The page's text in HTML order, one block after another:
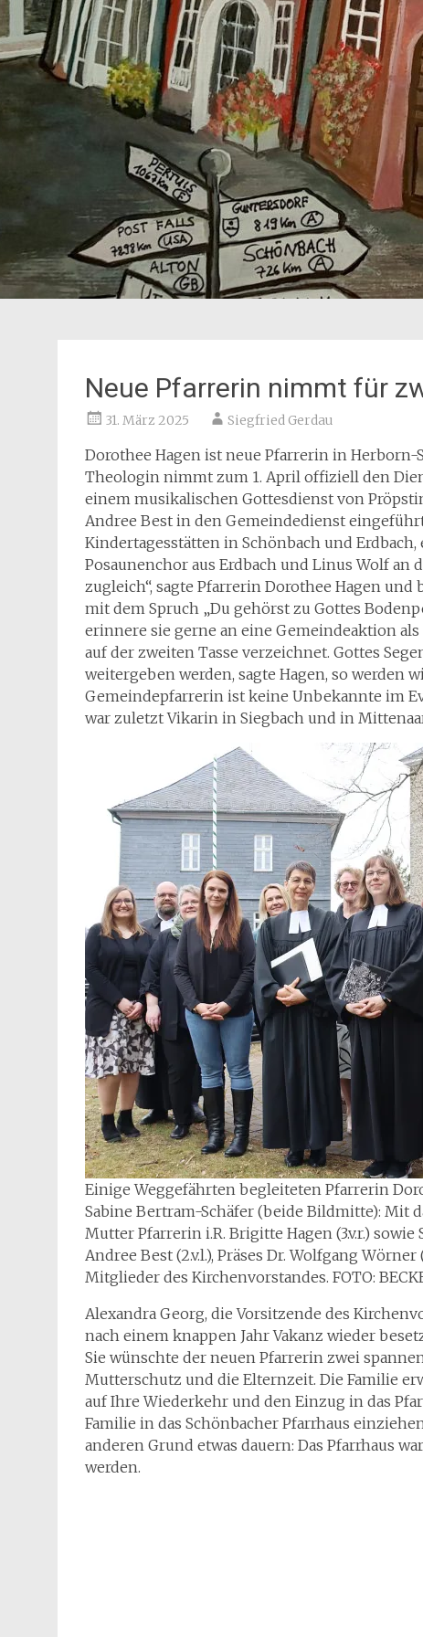
Neue Pfarrerin nimmt für
31. März 2025 Siegfried Gerdau
Dorothee Hagen ist neue Pfarrerin in Herborn-
Theologin nimmt zum 1. April offiziell den
einem musikalischen Gottesdienst von
Andree Best in den Gemeindedienst
Kindertagesstätten in Schönbach und
Posaunenchor aus Erdbach und Linus Wolf an
zugleich“, sagte Pfarrerin Dorothee Hagen und
mit dem Spruch „Du gehörst zu Gottes
erinnere sie gerne an eine Gemeindeaktion
auf der zweiten Tasse verzeichnet. Gottes
weitergeben werden, sagte Hagen, so werden
Gemeindepfarrerin ist keine Unbekannte im
war zuletzt Vikarin in Siegbach und in
Einige Weggefährten begleiteten Pfarrerin
Sabine Bertram-Schäfer (beide Bildmitte): Mit
Mutter Pfarrerin i.R. Brigitte Hagen (3.v.r.)
Andree Best (2.v.l.), Präses Dr. Wolfgang
Mitglieder des Kirchenvorstandes. FOTO:
Alexandra Georg, die Vorsitzende des
nach einem knappen Jahr Vakanz wieder
Sie wünschte der neuen Pfarrerin zwei
Mutterschutz und die Elternzeit. Die Familie
auf Ihre Wiederkehr und den Einzug in das
Familie in das Schönbacher Pfarrhaus
anderen Grund etwas dauern: Das Pfarrhaus
werden.